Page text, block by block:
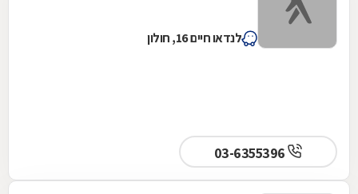
לנדאו חיים 16, חולון
03-6355396